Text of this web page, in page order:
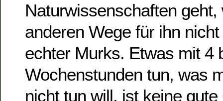
Naturwissenschaften geht,
anderen Wege für ihn
echter Murks. Etwas mit 4
Wochenstunden tun, was
nicht tun will, ist keine